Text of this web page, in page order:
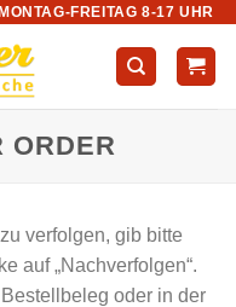
FREITAG 8-17 UHR
ORDER
verfolgen, gib bitte
auf „Nachverfolgen“.
oder in der